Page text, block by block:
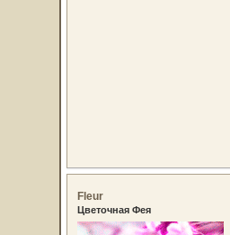
Fleur
Цветочная Фея